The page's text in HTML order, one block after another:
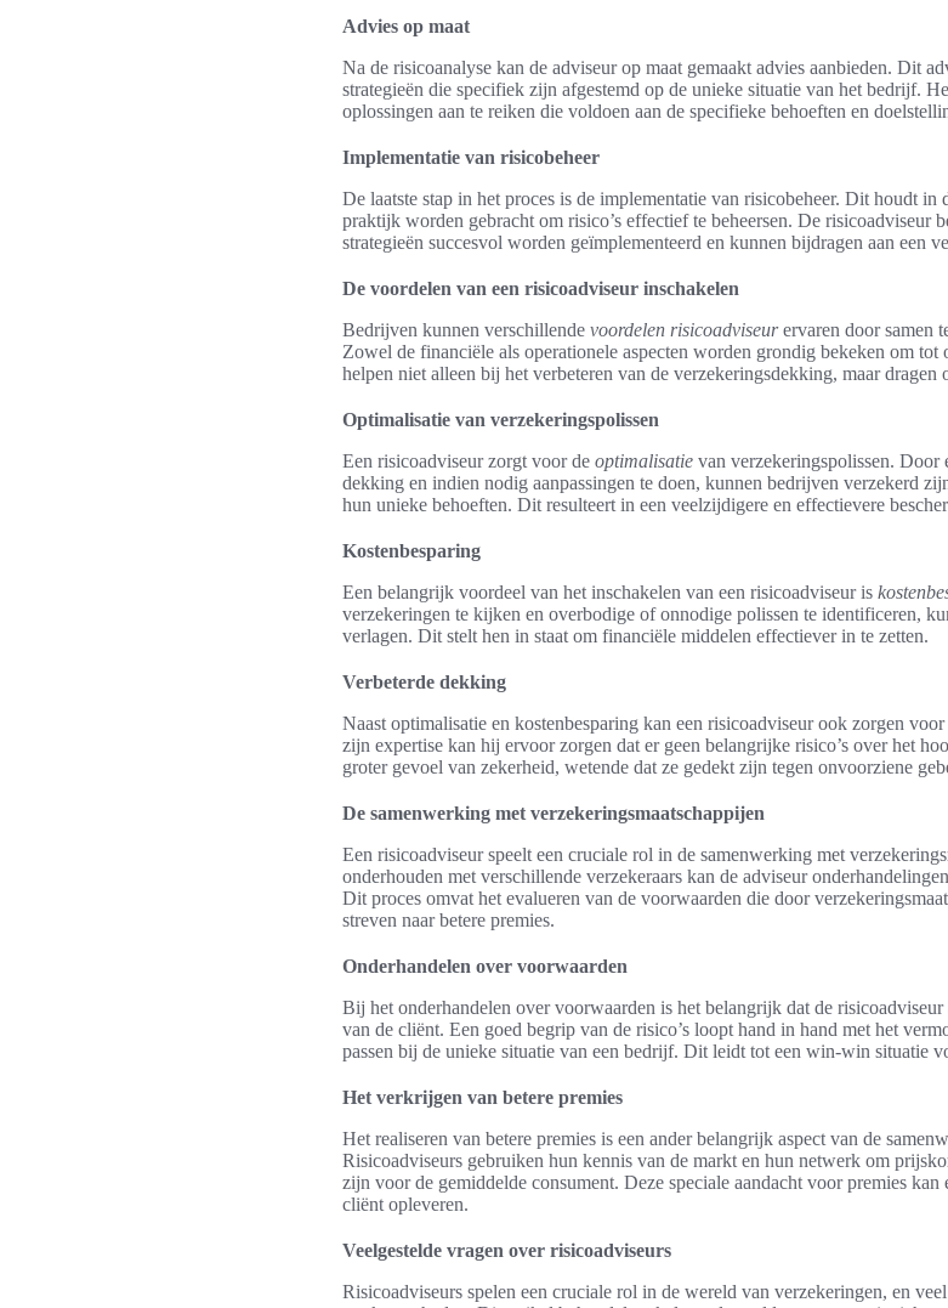
Advies op maat
Na de risicoanalyse kan de adviseur op maat gemaakt advies aanbieden. Dit
strategieën die specifiek zijn afgestemd op de unieke situatie van het bedrijf.
oplossingen aan te reiken die voldoen aan de specifieke behoeften en
Implementatie van risicobeheer
De laatste stap in het proces is de implementatie van risicobeheer. Dit houdt in
praktijk worden gebracht om risico’s effectief te beheersen. De risicoadviseur
strategieën succesvol worden geïmplementeerd en kunnen bijdragen aan een
De voordelen van een risicoadviseur inschakelen
Bedrijven kunnen verschillende voordelen risicoadviseurervaren door samen
Zowel de financiële als operationele aspecten worden grondig bekeken om
helpen niet alleen bij het verbeteren van de verzekeringsdekking, maar
Optimalisatie van verzekeringspolissen
Een risicoadviseur zorgt voor de optimalisatie van verzekeringspolissen. Door
dekking en indien nodig aanpassingen te doen, kunnen bedrijven verzekerd
hun unieke behoeften. Dit resulteert in een veelzijdigere en effectievere
Kostenbesparing
Een belangrijk voordeel van het inschakelen van een risicoadviseur is
verzekeringen te kijken en overbodige of onnodige polissen te identificeren,
verlagen. Dit stelt hen in staat om financiële middelen effectiever in te zetten.
Verbeterde dekking
Naast optimalisatie en kostenbesparing kan een risicoadviseur ook zorgen voor
zijn expertise kan hij ervoor zorgen dat er geen belangrijke risico’s over het
groter gevoel van zekerheid, wetende dat ze gedekt zijn tegen onvoorziene
De samenwerking met verzekeringsmaatschappijen
Een risicoadviseur speelt een cruciale rol in de samenwerking met
onderhouden met verschillende verzekeraars kan de adviseur
Dit proces omvat het evalueren van de voorwaarden die door
streven naar betere premies.
Onderhandelen over voorwaarden
Bij het onderhandelen over voorwaarden is het belangrijk dat de
van de cliënt. Een goed begrip van de risico’s loopt hand in hand met het
passen bij de unieke situatie van een bedrijf. Dit leidt tot een win-win situatie
Het verkrijgen van betere premies
Het realiseren van betere premies is een ander belangrijk aspect van de
Risicoadviseurs gebruiken hun kennis van de markt en hun netwerk om
zijn voor de gemiddelde consument. Deze speciale aandacht voor premies
cliënt opleveren.
Veelgestelde vragen over risicoadviseurs
Risicoadviseurs spelen een cruciale rol in de wereld van verzekeringen, en